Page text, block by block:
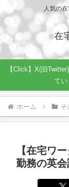
人気の
在
【Click】X(旧
てい
ホーム そ
【在宅ワ
勤務の英